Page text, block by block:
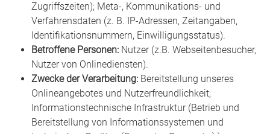
Zugriffszeiten); Meta-, Kommunikations- und
Verfahrensdaten (z. B. IP-Adressen, Zeitangaben,
Identifikationsnummern, Einwilligungsstatus).
Betroffene Personen: Nutzer (z.B. Webseitenbesucher,
Nutzer von Onlinediensten).
Zwecke der Verarbeitung: Bereitstellung unseres
Onlineangebotes und Nutzerfreundlichkeit;
Informationstechnische Infrastruktur (Betrieb und
Bereitstellung von Informationssystemen und